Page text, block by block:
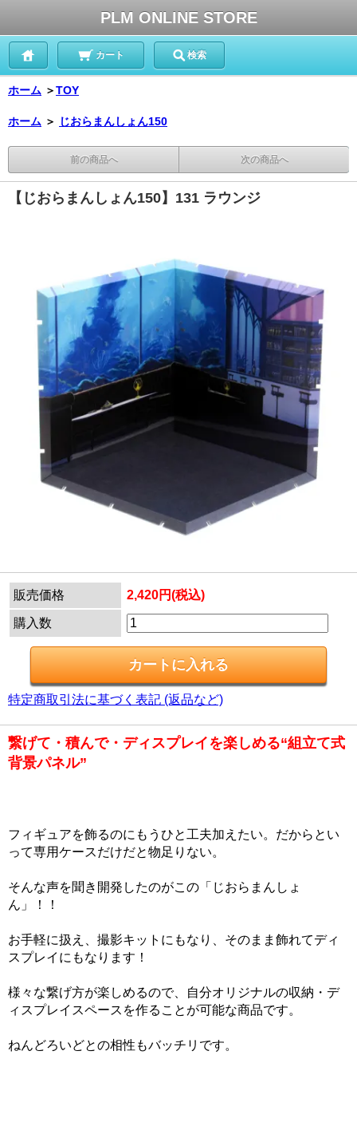
PLM ONLINE STORE
カート 検索
ホーム ＞TOY
ホーム ＞ じおらまんしょん150
前の商品へ 次の商品へ
【じおらまんしょん150】131 ラウンジ
販売価格 2,420円(税込)
購入数
特定商取引法に基づく表記 (返品など)
繋げて・積んで・ディスプレイを楽しめる“組立て式
背景パネル”
フィギュアを飾るのにもうひと工夫加えたい。だからとい
って専用ケースだけだと物足りない。
そんな声を聞き開発したのがこの「じおらまんしょ
ん」！！
お手軽に扱え、撮影キットにもなり、そのまま飾れてディ
スプレイにもなります！
様々な繋げ方が楽しめるので、自分オリジナルの収納・デ
ィスプレイスペースを作ることが可能な商品です。
ねんどろいどとの相性もバッチリです。